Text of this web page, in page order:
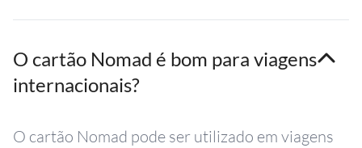
O cartão Nomad é bom para viagens
internacionais?
O cartão Nomad pode ser utilizado em viagens